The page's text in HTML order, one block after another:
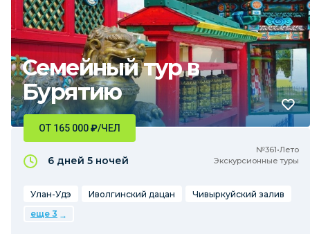
Семейный тур в
Бурятию
№361•Лето
Экскурсионные туры
ОТ 165 000₽/ЧЕЛ
6 дней 5 ночей
Улан-Удэ Иволгинский дацан
Чивыркуйский залив
еще 3